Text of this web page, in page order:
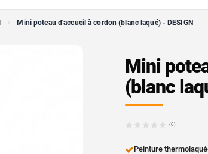
Mini poteau d'accueil à cordon (blanc laqué) - DESIGN
Mini
(blanc
(0)
Peinture